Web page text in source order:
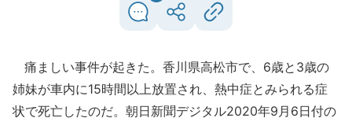
痛ましい事件が起きた。香川県高松市で、6歳と3歳の
姉妹が車内に15時間以上放置され、熱中症とみられる症
状で死亡したのだ。朝日新聞デジタル2020年9月6日付の